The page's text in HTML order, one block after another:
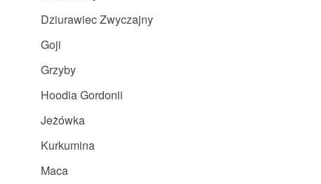
Dziurawiec Zwyczajny
Goji
Grzyby
Hoodia Gordonii
Jeżówka
Kurkumina
Maca